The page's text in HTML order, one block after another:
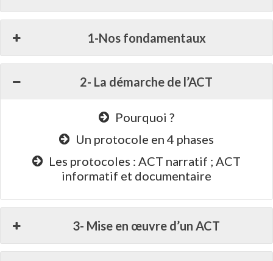
1-Nos fondamentaux
2- La démarche de l’ACT
Pourquoi ?
Un protocole en 4 phases
Les protocoles : ACT narratif ; ACT
informatif et documentaire
3- Mise en œuvre d’un ACT